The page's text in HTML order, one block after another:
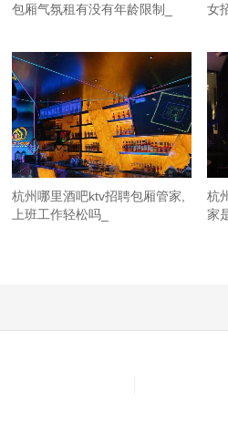
声最高的一样食物其实很一般一般
！！！！,甘梅薯条（其实是地瓜
来毕竟房费人少的话也不便宜呢我
餐享免费福利多年前的最，那时
。年纪大了，能一起狂欢的人变少
可以，装修的很大气，还是可以心
包厢气氛租有没有年龄限制_
女
杭州哪里酒吧ktv招聘包厢管家,
上班工作轻松吗_
杭
家